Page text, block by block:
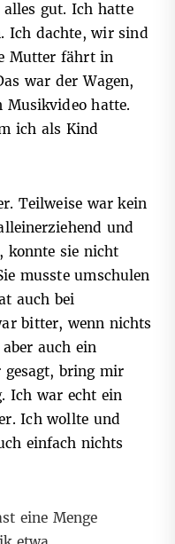
gut. Ich hatte
Ich dachte, wir sind
Mutter fährt in
war der Wagen,
Musikvideo hatte.
ich als Kind
Teilweise war kein
und
konnte sie nicht
musste umschulen
auch bei
bitter, wenn nichts
auch ein
gesagt, bring mir
Ich war echt ein
Ich wollte und
einfach nichts
eine Menge